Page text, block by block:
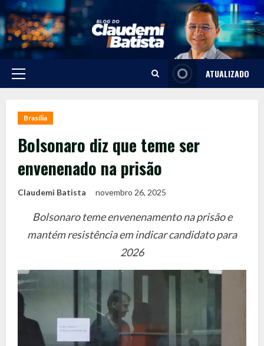
Skip
to
content
Primary
ATUALIZADO
Brasília
Bolsonaro diz que teme ser
envenenado na prisão
Claudemi Batista novembro 26, 2025
Bolsonaro teme envenenamento na prisão e
mantém resistência em indicar candidato para
2026